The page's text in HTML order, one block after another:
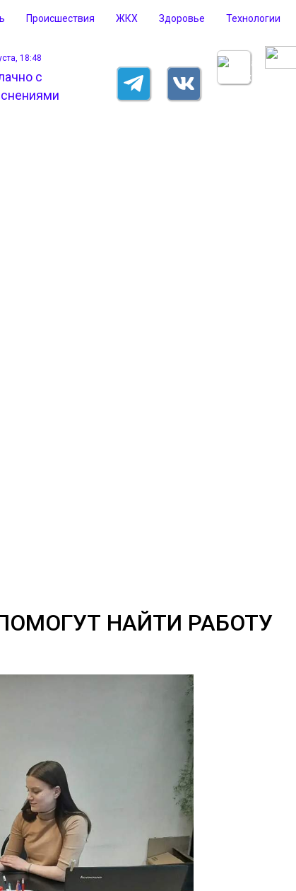
Происшествия ЖКХ Здоровье Технологии
18:48
НАЙТИ РАБОТУ